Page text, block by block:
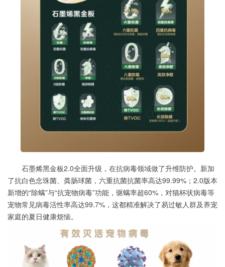
石墨烯黑金板2.0全面升级，在抗病毒领域做了升维防护。新加
了抗白色念珠菌、粪肠球菌，六重抗菌抗菌率高达99.99%；2.0版本
新增的“除螨”与“抗宠物病毒”功能，驱螨率超60%，对猫杯状病毒等
宠物常见病毒活性率高达99.7%，这都精准解决了易过敏人群及养宠
家庭的夏日健康烦恼。